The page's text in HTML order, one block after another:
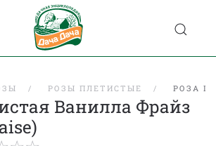
РОЗЫ ПЛЕТИСТЫЕ РОЗА
Ванилла Фрайз